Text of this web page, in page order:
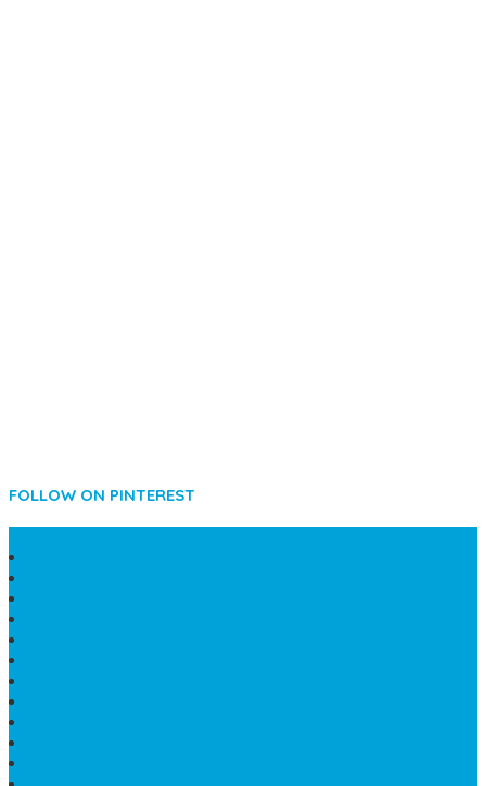
FOLLOW ON PINTEREST